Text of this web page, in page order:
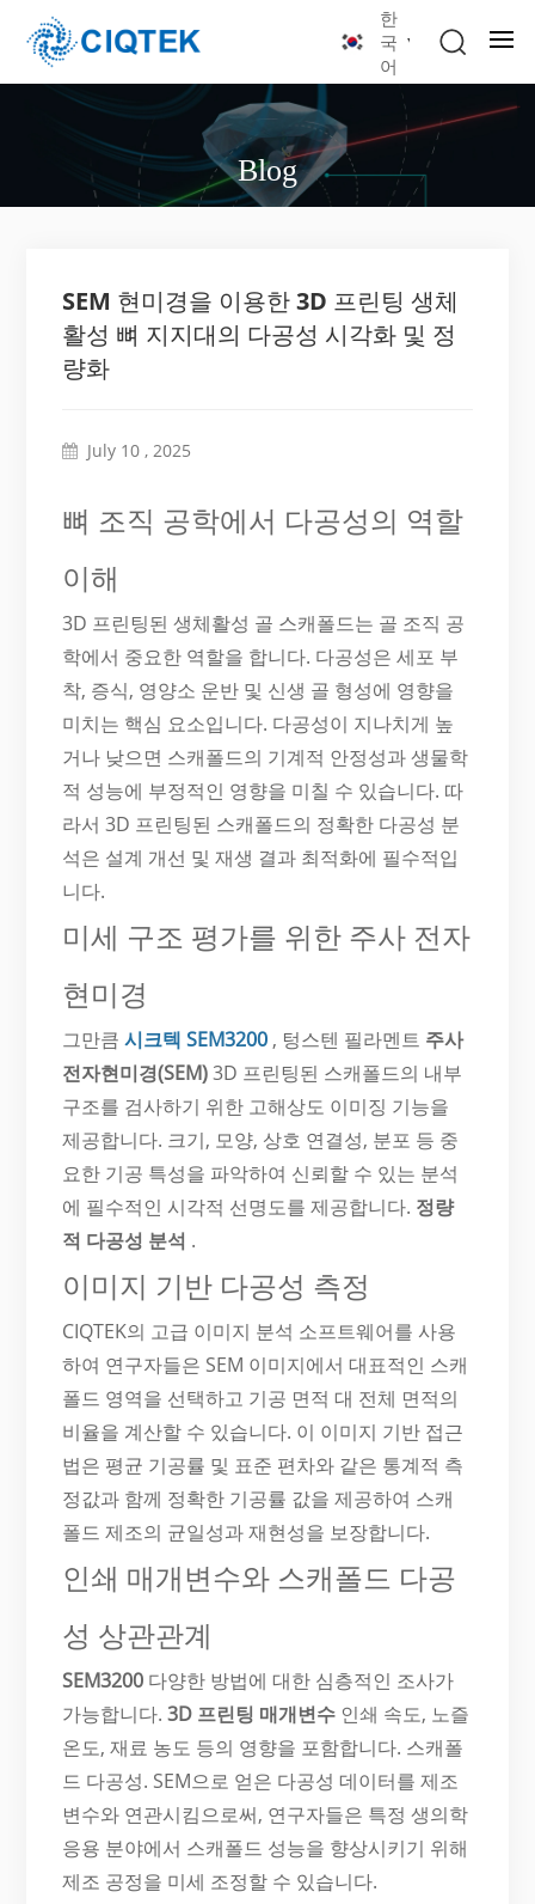
한
국
어
Blog
SEM 현미경을 이용한 3D 프린팅 생체
활성 뼈 지지대의 다공성 시각화 및 정
량화
July 10 , 2025
뼈 조직 공학에서 다공성의 역할
이해
3D 프린팅된 생체활성 골 스캐폴드는 골 조직 공
학에서 중요한 역할을 합니다. 다공성은 세포 부
착, 증식, 영양소 운반 및 신생 골 형성에 영향을
미치는 핵심 요소입니다. 다공성이 지나치게 높
거나 낮으면 스캐폴드의 기계적 안정성과 생물학
적 성능에 부정적인 영향을 미칠 수 있습니다. 따
라서 3D 프린팅된 스캐폴드의 정확한 다공성 분
석은 설계 개선 및 재생 결과 최적화에 필수적입
니다.
미세 구조 평가를 위한 주사 전자
현미경
그만큼시크텍 SEM3200 , 텅스텐 필라멘트 주사
전자현미경(SEM)3D 프린팅된 스캐폴드의 내부
구조를 검사하기 위한 고해상도 이미징 기능을
제공합니다. 크기, 모양, 상호 연결성, 분포 등 중
요한 기공 특성을 파악하여 신뢰할 수 있는 분석
에 필수적인 시각적 선명도를 제공합니다. 정량
적 다공성 분석 .
이미지 기반 다공성 측정
CIQTEK의 고급 이미지 분석 소프트웨어를 사용
하여 연구자들은 SEM 이미지에서 대표적인 스캐
폴드 영역을 선택하고 기공 면적 대 전체 면적의
비율을 계산할 수 있습니다. 이 이미지 기반 접근
법은 평균 기공률 및 표준 편차와 같은 통계적 측
정값과 함께 정확한 기공률 값을 제공하여 스캐
폴드 제조의 균일성과 재현성을 보장합니다.
인쇄 매개변수와 스캐폴드 다공
성 상관관계
SEM3200 다양한 방법에 대한 심층적인 조사가
가능합니다.3D 프린팅 매개변수 인쇄 속도, 노즐
온도, 재료 농도 등의 영향을 포함합니다. 스캐폴
드 다공성. SEM으로 얻은 다공성 데이터를 제조
변수와 연관시킴으로써, 연구자들은 특정 생의학
응용 분야에서 스캐폴드 성능을 향상시키기 위해
제조 공정을 미세 조정할 수 있습니다.